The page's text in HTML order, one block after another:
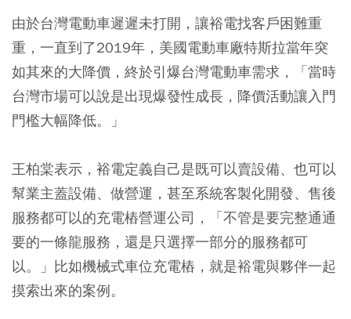
由於台灣電動車遲遲未打開，讓裕電找客戶困難重
重，一直到了2019年，美國電動車廠特斯拉當年突
如其來的大降價，終於引爆台灣電動車需求，「當時
台灣市場可以說是出現爆發性成長，降價活動讓入門
門檻大幅降低。」
王柏棠表示，裕電定義自己是既可以賣設備、也可以
幫業主蓋設備、做營運，甚至系統客製化開發、售後
服務都可以的充電樁營運公司，「不管是要完整通通
要的一條龍服務，還是只選擇一部分的服務都可
以。」比如機械式車位充電樁，就是裕電與夥伴一起
摸索出來的案例。